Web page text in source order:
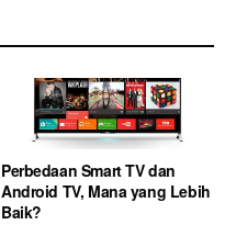
Perbedaan Smart TV dan
Android TV, Mana yang Lebih
Baik?